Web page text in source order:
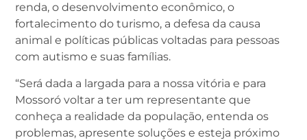
renda, o desenvolvimento econômico, o
fortalecimento do turismo, a defesa da causa
animal e políticas públicas voltadas para pessoas
com autismo e suas famílias.
“Será dada a largada para a nossa vitória e para
Mossoró voltar a ter um representante que
conheça a realidade da população, entenda os
problemas, apresente soluções e esteja próximo